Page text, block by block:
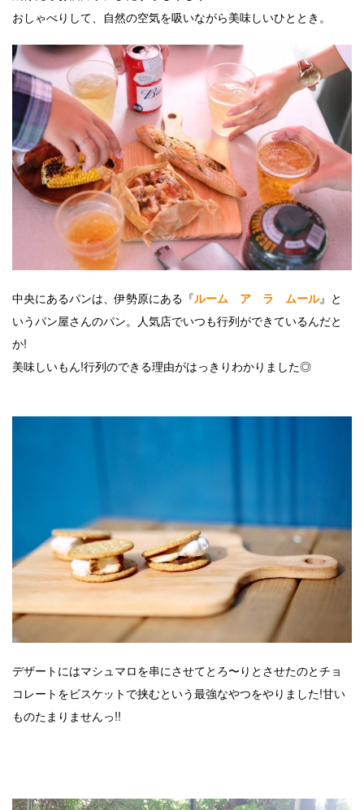
おしゃべりして、自然の空気を吸いながら美味しいひととき。
中央にあるパンは、伊勢原にある『ルーム ア ラ ムール』と
いうパン屋さんのパン。人気店でいつも行列ができているんだと
か!
美味しいもん!行列のできる理由がはっきりわかりました◎
デザートにはマシュマロを串にさせてとろ〜りとさせたのとチョ
コレートをビスケットで挟むという最強なやつをやりました!甘い
ものたまりませんっ!!